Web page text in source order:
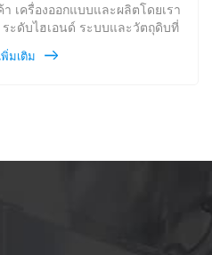
เครื่องออกแบบและผลิตโดยเรา
ระดับไฮเอนด์ ระบบและวัตถุดิบที่
มารถผลิตกล่องที่แตกต่างกันและ
ใช้และความจุรายชั่วโมงสามารถ
พิ่มเติม